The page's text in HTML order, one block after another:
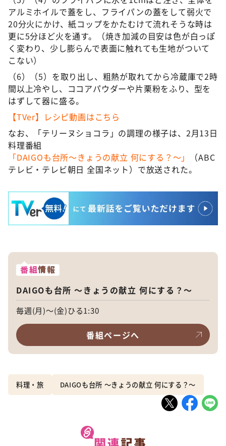
アルミホイルで蓋をし、フライパンの蓋をして弱火で
20分火にかけ、紙コップをかたむけて流れそうな時は
更に5分ほど火を通す。（焼き加減の目安は色が白っぽ
く変わり、少し膨らんで表面に触れても生地がついて
こない）
（6）（5）を取り出し、粗熱が取れてから冷蔵庫で2時
間以上冷やし、ココアパウダーや片栗粉をふり、型を
はずして器に盛る。
【TVer】レシピ動画はこちら
なお、「テリーヌショコラ」の調理の様子は、2月13日
料理番組
「DAIGOも台所～きょうの献立 何にする？～」
（ABC
テレビ・テレビ朝日 全国ネット）で放送された。
番組情報
DAIGOも台所 ～きょうの献立 何にする？～
毎週(月)～(金)ひる1:30
番組ページへ
料理・旅 DAIGOも台所 ～きょうの献立 何にする？～